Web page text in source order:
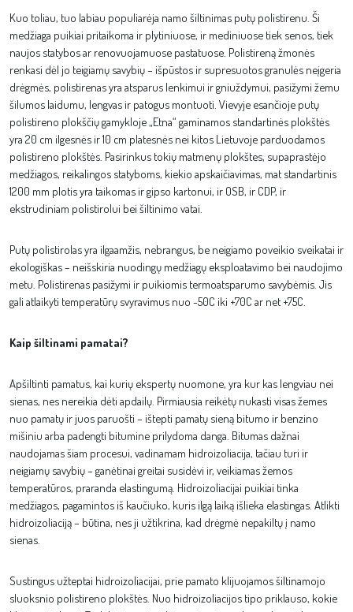
Kuo toliau, tuo labiau populiarėja namo šiltinimas putų polistirenu. Ši
medžiaga puikiai pritaikoma ir plytiniuose, ir mediniuose tiek senos, tiek
naujos statybos ar renovuojamuose pastatuose. Polistireną žmonės
renkasi dėl jo teigiamų savybių – išpūstos ir supresuotos granulės neįgeria
drėgmės, polistirenas yra atsparus lenkimui ir gniuždymui, pasižymi žemu
šilumos laidumu, lengvas ir patogus montuoti. Vievyje esančioje putų
polistireno plokščių gamykloje „Etna“ gaminamos standartinės plokštės
yra 20 cm ilgesnės ir 10 cm platesnės nei kitos Lietuvoje parduodamos
polistireno plokštės. Pasirinkus tokių matmenų plokštes, supaprastėjo
medžiagos, reikalingos statyboms, kiekio apskaičiavimas, mat standartinis
1200 mm plotis yra taikomas ir gipso kartonui, ir OSB, ir CDP, ir
ekstrudiniam polistirolui bei šiltinimo vatai.
Putų polistirolas yra ilgaamžis, nebrangus, be neigiamo poveikio sveikatai ir
ekologiškas – neišskiria nuodingų medžiagų eksploatavimo bei naudojimo
metu. Polistirenas pasižymi ir puikiomis termoatsparumo savybėmis. Jis
gali atlaikyti temperatūrų svyravimus nuo -50C iki +70C ar net +75C.
Kaip šiltinami pamatai?
Apšiltinti pamatus, kai kurių ekspertų nuomone, yra kur kas lengviau nei
sienas, nes nereikia dėti apdailų. Pirmiausia reikėtų nukasti visas žemes
nuo pamatų ir juos paruošti – ištepti pamatų sieną bitumo ir benzino
mišiniu arba padengti bitumine prilydoma danga. Bitumas dažnai
naudojamas šiam procesui, vadinamam hidroizoliacija, tačiau turi ir
neigiamų savybių – ganėtinai greitai susidėvi ir, veikiamas žemos
temperatūros, praranda elastingumą. Hidroizoliacijai puikiai tinka
medžiagos, pagamintos iš kaučiuko, kuris ilgą laiką išlieka elastingas. Atlikti
hidroizoliaciją – būtina, nes ji užtikrina, kad drėgmė nepakiltų į namo
sienas.
Sustingus užteptai hidroizoliacijai, prie pamato klijuojamos šiltinamojo
sluoksnio polistireno plokštės. Nuo hidroizoliacijos tipo priklauso, kokie